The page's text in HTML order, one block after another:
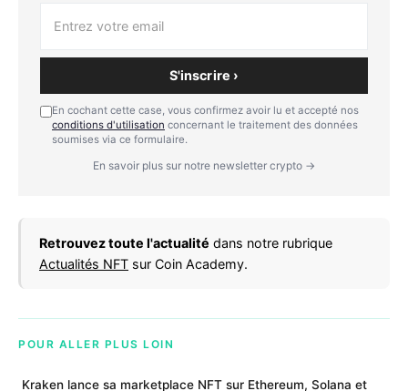
S'inscrire ›
En cochant cette case, vous confirmez avoir lu et accepté nos
conditions d'utilisation concernant le traitement des données
soumises via ce formulaire.
En savoir plus sur notre newsletter crypto →
Retrouvez toute l'actualité dans notre rubrique
Actualités NFT sur Coin Academy.
POUR ALLER PLUS LOIN
Kraken lance sa marketplace NFT sur Ethereum, Solana et